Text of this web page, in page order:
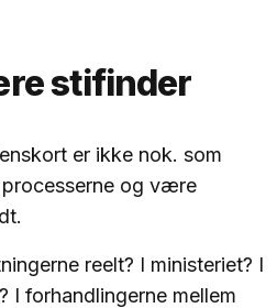
stifinder
er ikke nok. som
og være
reelt? I ministeriet? I
I forhandlingerne mellem